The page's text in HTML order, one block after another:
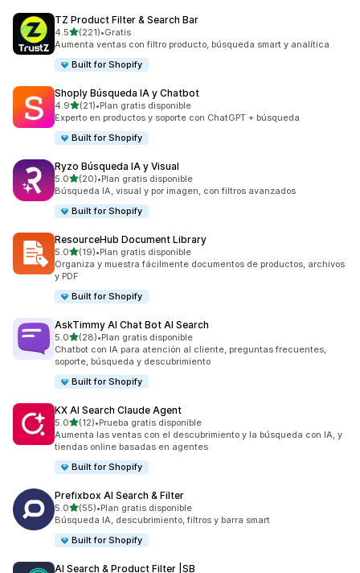
TZ Product Filter & Search Bar
4.5de 5 estrellas
(221)
221 reseñas en total
•Gratis
Aumenta ventas con filtro producto, búsqueda smart y analítica
Built for Shopify
Shoply Búsqueda IA y Chatbot
4.9de 5 estrellas
(21)
21 reseñas en total
•Plan gratis disponible
Experto en productos y soporte con ChatGPT + búsqueda
Built for Shopify
Ryzo Búsqueda IA y Visual
5.0de 5 estrellas
(20)
20 reseñas en total
•Plan gratis disponible
Búsqueda IA, visual y por imagen, con filtros avanzados
Built for Shopify
ResourceHub Document Library
5.0de 5 estrellas
(19)
19 reseñas en total
•Plan gratis disponible
Organiza y muestra fácilmente documentos de productos, archivos
y PDF
Built for Shopify
AskTimmy AI Chat Bot AI Search
5.0de 5 estrellas
(28)
28 reseñas en total
•Plan gratis disponible
Chatbot con IA para atención al cliente, preguntas frecuentes,
soporte, búsqueda y descubrimiento
Built for Shopify
KX AI Search Claude Agent
5.0de 5 estrellas
(12)
12 reseñas en total
•Prueba gratis disponible
Aumenta las ventas con el descubrimiento y la búsqueda con IA, y
tiendas online basadas en agentes
Built for Shopify
Prefixbox AI Search & Filter
5.0de 5 estrellas
(55)
55 reseñas en total
•Plan gratis disponible
Búsqueda IA, descubrimiento, filtros y barra smart
Built for Shopify
AI Search & Product Filter |SB